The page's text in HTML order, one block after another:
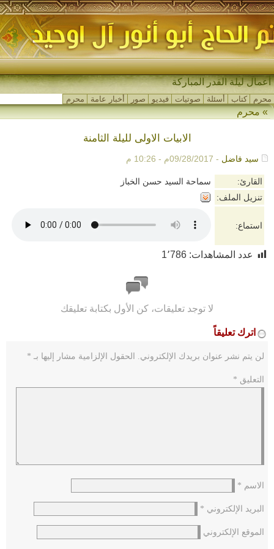
أعمال ليلة القدر المباركة
محرم كتاب أسئلة صوتيات فيديو صور أخبار عامة محرم
»محرم
الابيات الاولى لليلة الثامنة
سيد فاضل - 09/28/2017م - 10:26 م
القارئ:
سماحة السيد حسن الخباز
تنزيل الملف:
استماع:
عدد المشاهدات: 1٬786
لا توجد تعليقات، كن الأول بكتابة تعليقك
اترك تعليقاً
لن يتم نشر عنوان بريدك الإلكتروني. الحقول الإلزامية مشار إليها بـ *
التعليق *
الاسم *
البريد الإلكتروني *
الموقع الإلكتروني